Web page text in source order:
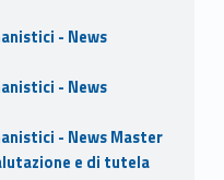
- News
- News
- News Master
e di tutela